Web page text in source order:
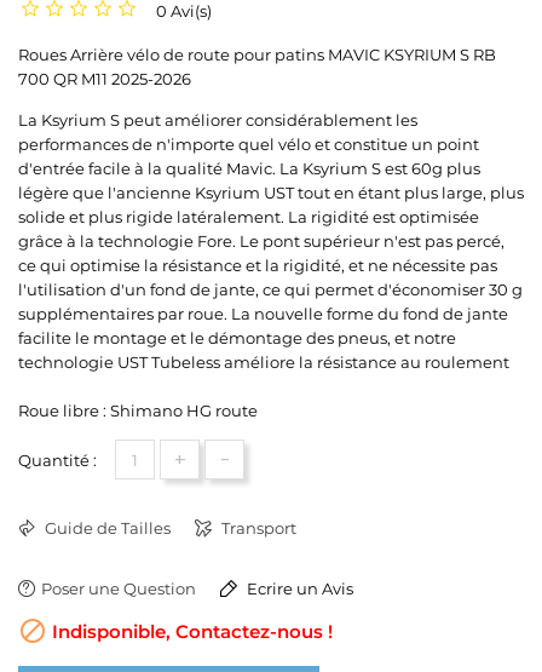
0 Avi(s)
Roues Arrière vélo de route pour patins MAVIC KSYRIUM S RB
700 QR M11 2025-2026
La Ksyrium S peut améliorer considérablement les
performances de n'importe quel vélo et constitue un point
d'entrée facile à la qualité Mavic. La Ksyrium S est 60g plus
légère que l'ancienne Ksyrium UST tout en étant plus large, plus
solide et plus rigide latéralement. La rigidité est optimisée
grâce à la technologie Fore. Le pont supérieur n'est pas percé,
ce qui optimise la résistance et la rigidité, et ne nécessite pas
l'utilisation d'un fond de jante, ce qui permet d'économiser 30 g
supplémentaires par roue. La nouvelle forme du fond de jante
facilite le montage et le démontage des pneus, et notre
technologie UST Tubeless améliore la résistance au roulement
Roue libre : Shimano HG route
Quantité : + -
Guide de Tailles Transport
Poser une Question Ecrire un Avis
 Indisponible, Contactez-nous !